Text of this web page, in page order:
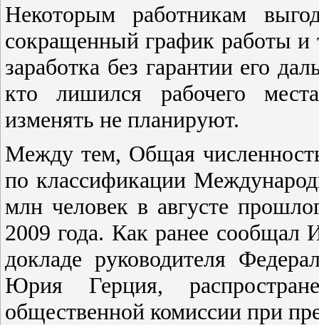
Некоторым работникам
сокращенный график работы и
заработка без гарантии его
кто лишился рабочего
изменять не планируют.
Между тем, Общая
по классификации
млн человек в августе
2009 года. Как ранее сообщал
докладе руководителя
Юрия Герция,
общественной комиссии при